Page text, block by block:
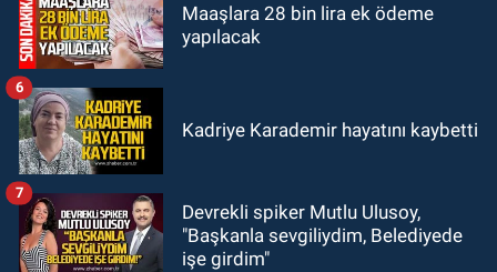
Maaşlara 28 bin lira ek ödeme
yapılacak
Kadriye Karademir hayatını kaybetti
6
Devrekli spiker Mutlu Ulusoy,
"Başkanla sevgiliydim, Belediyede
işe girdim"
7